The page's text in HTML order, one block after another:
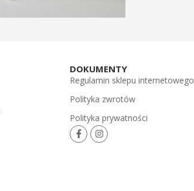
DOKUMENTY
Regulamin sklepu internetowego
Polityka zwrotów
Polityka prywatności